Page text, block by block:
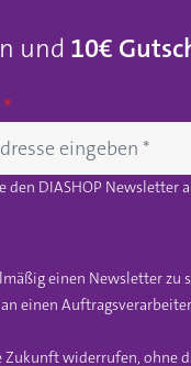
und 10€
den DIASHOP
einen Newsletter
einen
widerrufen, ohne